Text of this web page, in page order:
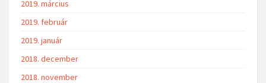
2019. március
2019. február
2019. január
2018. december
2018. november